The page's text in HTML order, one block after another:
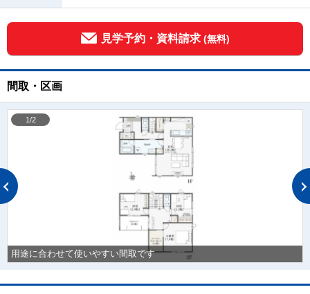
見学予約・資料請求 (無料)
間取・区画
用途に合わせて使いやすい間取です
1/2